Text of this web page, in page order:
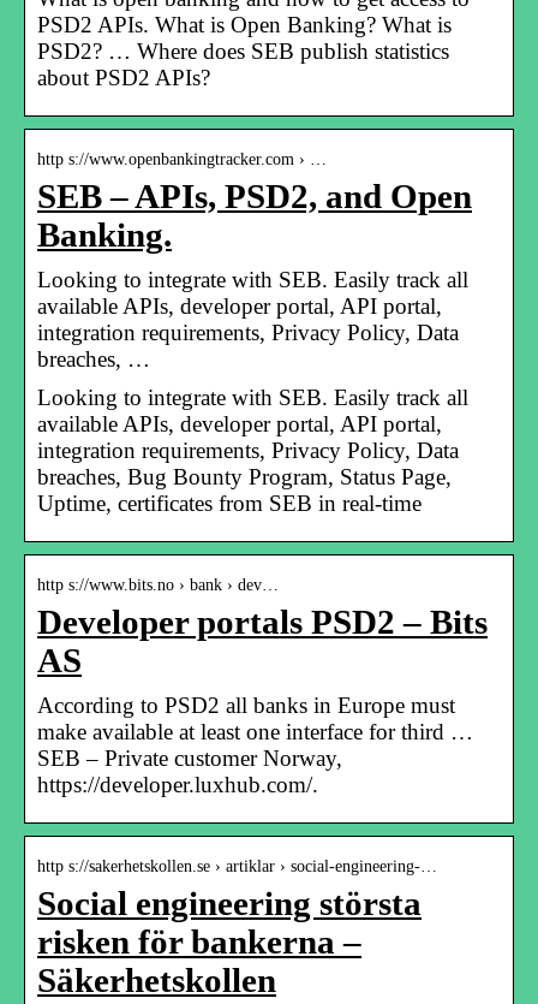
PSD2 APIs. What is Open Banking? What is
PSD2? … Where does SEB publish statistics
about PSD2 APIs?
http s://www.openbankingtracker.com › …
SEB – APIs, PSD2, and Open
Banking.
Looking to integrate with SEB. Easily track all
available APIs, developer portal, API portal,
integration requirements, Privacy Policy, Data
breaches, …
Looking to integrate with SEB. Easily track all
available APIs, developer portal, API portal,
integration requirements, Privacy Policy, Data
breaches, Bug Bounty Program, Status Page,
Uptime, certificates from SEB in real-time
http s://www.bits.no › bank › dev…
Developer portals PSD2 – Bits
AS
According to PSD2 all banks in Europe must
make available at least one interface for third …
SEB – Private customer Norway,
https://developer.luxhub.com/.
http s://sakerhetskollen.se › artiklar › social-engineering-…
Social engineering största
risken för bankerna –
Säkerhetskollen